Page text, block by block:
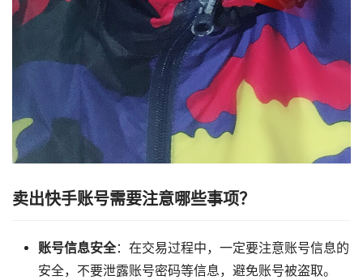
卖出快手账号需要注意哪些事项？
账号信息安全：在交易过程中，一定要注意账号信息的
安全，不要泄露账号密码等信息，避免账号被盗取。